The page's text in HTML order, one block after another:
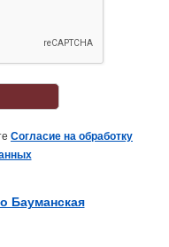
Согласие на обработку
Бауманская